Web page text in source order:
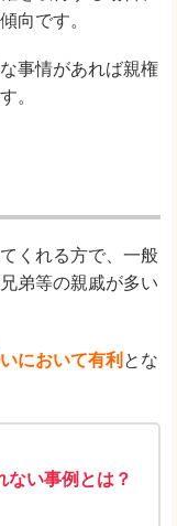
向です。
事情があれば親権
。
くれる方で、一般
弟等の親戚が多い
において有利 とな
ない事例とは？